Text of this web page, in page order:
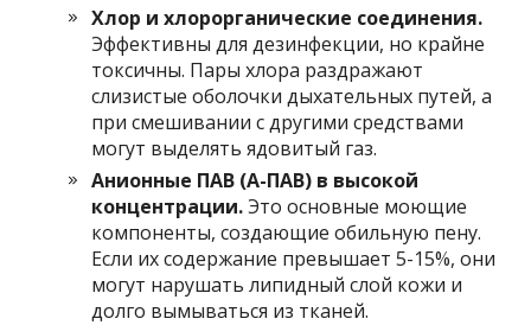
Хлор и хлорорганические соединения.
Эффективны для дезинфекции, но крайне
токсичны. Пары хлора раздражают
слизистые оболочки дыхательных путей, а
при смешивании с другими средствами
могут выделять ядовитый газ.
Анионные ПАВ (А-ПАВ) в высокой
концентрации.Это основные моющие
компоненты, создающие обильную пену.
Если их содержание превышает 5-15%, они
могут нарушать липидный слой кожи и
долго вымываться из тканей.